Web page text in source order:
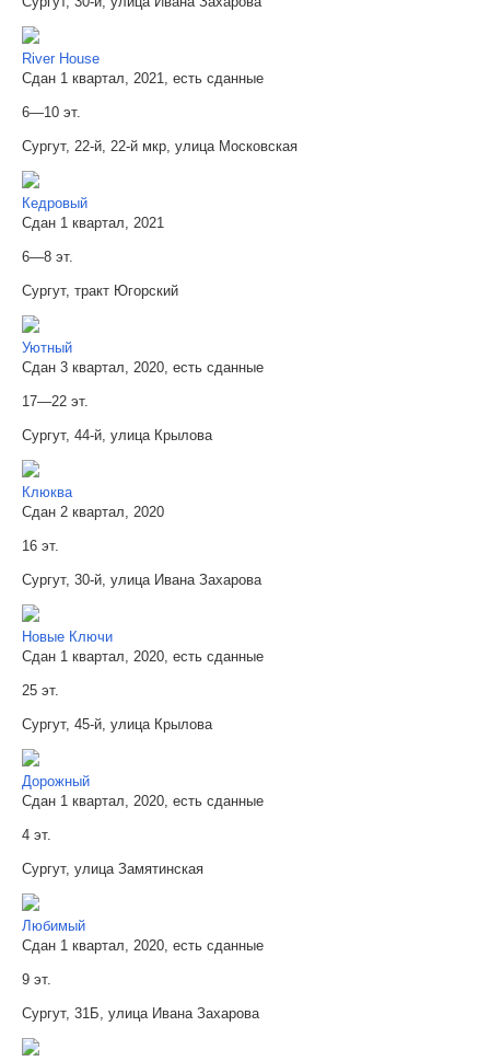
River House
Сдан 1 квартал, 2021, есть сданные
6—10 эт.
Сургут, 22-й, 22-й мкр, улица Московская
Кедровый
Сдан 1 квартал, 2021
6—8 эт.
Сургут, тракт Югорский
Уютный
Сдан 3 квартал, 2020, есть сданные
17—22 эт.
Сургут, 44-й, улица Крылова
Клюква
Сдан 2 квартал, 2020
16 эт.
Сургут, 30-й, улица Ивана Захарова
Новые Ключи
Сдан 1 квартал, 2020, есть сданные
25 эт.
Сургут, 45-й, улица Крылова
Дорожный
Сдан 1 квартал, 2020, есть сданные
4 эт.
Сургут, улица Замятинская
Любимый
Сдан 1 квартал, 2020, есть сданные
9 эт.
Сургут, 31Б, улица Ивана Захарова